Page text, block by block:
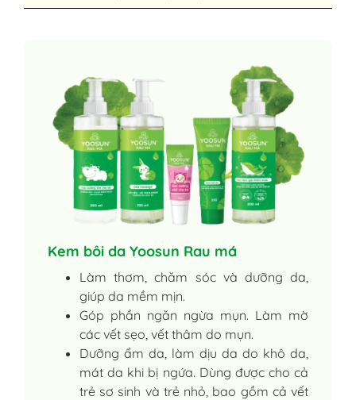
Kem bôi da Yoosun Rau má
Làm thơm, chăm sóc và dưỡng da,
giúp da mềm mịn.
Góp phần ngăn ngừa mụn. Làm mờ
các vết sẹo, vết thâm do mụn.
Dưỡng ẩm da, làm dịu da do khô da,
mát da khi bị ngứa. Dùng được cho cả
trẻ sơ sinh và trẻ nhỏ, bao gồm cả vết